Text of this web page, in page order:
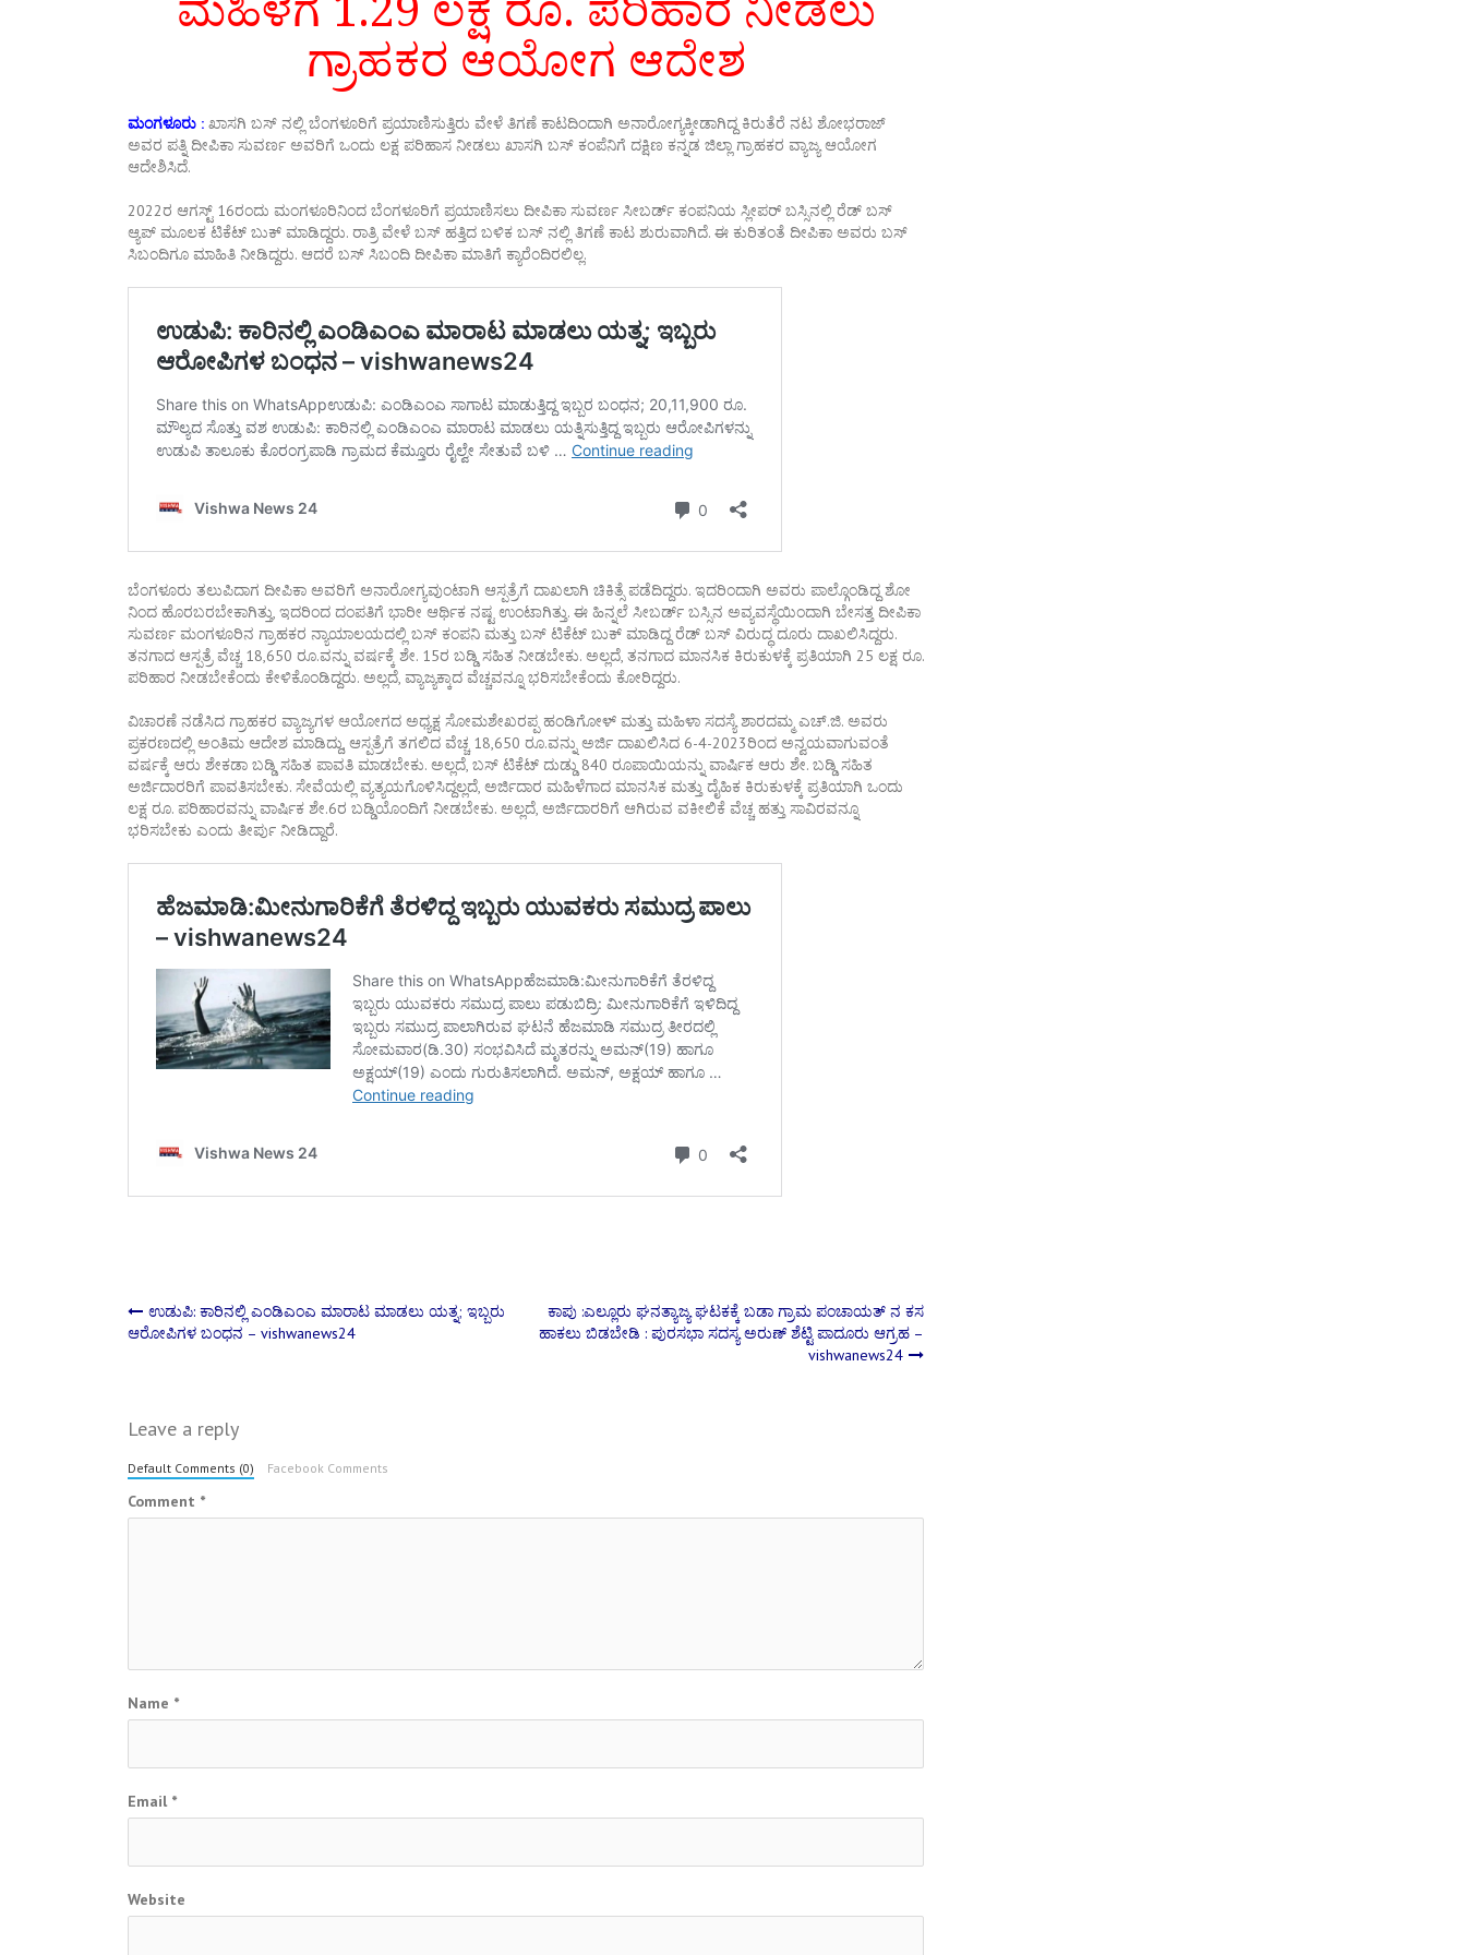
ಗ್ರಾಹಕರ ಆಯೋಗ ಆದೇಶ
ಮಂಗಳೂರು : ಖಾಸಗಿ ಬಸ್ ನಲ್ಲಿ ಬೆಂಗಳೂರಿಗೆ ಪ್ರಯಾಣಿಸುತ್ತಿರು ವೇಳೆ ತಿಗಣೆ ಕಾಟದಿಂದಾಗಿ ಅನಾರೋಗ್ಯಕ್ಕೀಡಾಗಿದ್ದ ಕಿರುತೆರೆ ನಟ ಶೋಭರಾಜ್
ಅವರ ಪತ್ನಿ ದೀಪಿಕಾ ಸುವರ್ಣ ಅವರಿಗೆ ಒಂದು ಲಕ್ಷ ಪರಿಹಾಸ ನೀಡಲು ಖಾಸಗಿ ಬಸ್ ಕಂಪೆನಿಗೆ ದಕ್ಷಿಣ ಕನ್ನಡ ಜಿಲ್ಲಾ ಗ್ರಾಹಕರ ವ್ಯಾಜ್ಯ ಆಯೋಗ
ಆದೇಶಿಸಿದೆ.
2022ರ ಆಗಸ್ಟ್ 16ರಂದು ಮಂಗಳೂರಿನಿಂದ ಬೆಂಗಳೂರಿಗೆ ಪ್ರಯಾಣಿಸಲು ದೀಪಿಕಾ ಸುವರ್ಣ ಸೀಬರ್ಡ್ ಕಂಪನಿಯ ಸ್ಲೀಪರ್ ಬಸ್ಸಿನಲ್ಲಿ ರೆಡ್ ಬಸ್
ಆ್ಯಪ್ ಮೂಲಕ ಟಿಕೆಟ್ ಬುಕ್ ಮಾಡಿದ್ದರು. ರಾತ್ರಿ ವೇಳೆ ಬಸ್ ಹತ್ತಿದ ಬಳಿಕ ಬಸ್ ನಲ್ಲಿ ತಿಗಣೆ ಕಾಟ ಶುರುವಾಗಿದೆ. ಈ ಕುರಿತಂತೆ ದೀಪಿಕಾ ಅವರು ಬಸ್
ಸಿಬಂದಿಗೂ ಮಾಹಿತಿ ನೀಡಿದ್ದರು. ಆದರೆ ಬಸ್ ಸಿಬಂದಿ ದೀಪಿಕಾ ಮಾತಿಗೆ ಕ್ಯಾರೆಂದಿರಲಿಲ್ಲ.
ಬೆಂಗಳೂರು ತಲುಪಿದಾಗ ದೀಪಿಕಾ ಅವರಿಗೆ ಅನಾರೋಗ್ಯವುಂಟಾಗಿ ಆಸ್ಪತ್ರೆಗೆ ದಾಖಲಾಗಿ ಚಿಕಿತ್ಸೆ ಪಡೆದಿದ್ದರು. ಇದರಿಂದಾಗಿ ಅವರು ಪಾಲ್ಗೊಂಡಿದ್ದ ಶೋ
ನಿಂದ ಹೊರಬರಬೇಕಾಗಿತ್ತು, ಇದರಿಂದ ದಂಪತಿಗೆ ಭಾರೀ ಆರ್ಥಿಕ ನಷ್ಟ ಉಂಟಾಗಿತ್ತು. ಈ ಹಿನ್ನಲೆ ಸೀಬರ್ಡ್ ಬಸ್ಸಿನ ಅವ್ಯವಸ್ಥೆಯಿಂದಾಗಿ ಬೇಸತ್ತ ದೀಪಿಕಾ
ಸುವರ್ಣ ಮಂಗಳೂರಿನ ಗ್ರಾಹಕರ ನ್ಯಾಯಾಲಯದಲ್ಲಿ ಬಸ್ ಕಂಪನಿ ಮತ್ತು ಬಸ್ ಟಿಕೆಟ್ ಬುಕ್ ಮಾಡಿದ್ದ ರೆಡ್ ಬಸ್ ವಿರುದ್ಧ ದೂರು ದಾಖಲಿಸಿದ್ದರು.
ತನಗಾದ ಆಸ್ಪತ್ರೆ ವೆಚ್ಚ 18,650 ರೂ.ವನ್ನು ವರ್ಷಕ್ಕೆ ಶೇ. 15ರ ಬಡ್ಡಿ ಸಹಿತ ನೀಡಬೇಕು. ಅಲ್ಲದೆ, ತನಗಾದ ಮಾನಸಿಕ ಕಿರುಕುಳಕ್ಕೆ ಪ್ರತಿಯಾಗಿ 25 ಲಕ್ಷ ರೂ.
ಪರಿಹಾರ ನೀಡಬೇಕೆಂದು ಕೇಳಿಕೊಂಡಿದ್ದರು. ಅಲ್ಲದೆ, ವ್ಯಾಜ್ಯಕ್ಕಾದ ವೆಚ್ಚವನ್ನೂ ಭರಿಸಬೇಕೆಂದು ಕೋರಿದ್ದರು.
ವಿಚಾರಣೆ ನಡೆಸಿದ ಗ್ರಾಹಕರ ವ್ಯಾಜ್ಯಗಳ ಆಯೋಗದ ಅಧ್ಯಕ್ಷ ಸೋಮಶೇಖರಪ್ಪ ಹಂಡಿಗೋಳ್ ಮತ್ತು ಮಹಿಳಾ ಸದಸ್ಯೆ ಶಾರದಮ್ಮ ಎಚ್.ಜಿ. ಅವರು
ಪ್ರಕರಣದಲ್ಲಿ ಅಂತಿಮ ಆದೇಶ ಮಾಡಿದ್ದು, ಆಸ್ಪತ್ರೆಗೆ ತಗಲಿದ ವೆಚ್ಚ 18,650 ರೂ.ವನ್ನು ಅರ್ಜಿ ದಾಖಲಿಸಿದ 6-4-2023ರಿಂದ ಅನ್ವಯವಾಗುವಂತೆ
ವರ್ಷಕ್ಕೆ ಆರು ಶೇಕಡಾ ಬಡ್ಡಿ ಸಹಿತ ಪಾವತಿ ಮಾಡಬೇಕು. ಅಲ್ಲದೆ, ಬಸ್ ಟಿಕೆಟ್ ದುಡ್ಡು 840 ರೂಪಾಯಿಯನ್ನು ವಾರ್ಷಿಕ ಆರು ಶೇ. ಬಡ್ಡಿ ಸಹಿತ
ಅರ್ಜಿದಾರರಿಗೆ ಪಾವತಿಸಬೇಕು. ಸೇವೆಯಲ್ಲಿ ವ್ಯತ್ಯಯಗೊಳಿಸಿದ್ದಲ್ಲದೆ, ಅರ್ಜಿದಾರ ಮಹಿಳೆಗಾದ ಮಾನಸಿಕ ಮತ್ತು ದೈಹಿಕ ಕಿರುಕುಳಕ್ಕೆ ಪ್ರತಿಯಾಗಿ ಒಂದು
ಲಕ್ಷ ರೂ. ಪರಿಹಾರವನ್ನು ವಾರ್ಷಿಕ ಶೇ.6ರ ಬಡ್ಡಿಯೊಂದಿಗೆ ನೀಡಬೇಕು. ಅಲ್ಲದೆ, ಅರ್ಜಿದಾರರಿಗೆ ಆಗಿರುವ ವಕೀಲಿಕೆ ವೆಚ್ಚ ಹತ್ತು ಸಾವಿರವನ್ನೂ
ಭರಿಸಬೇಕು ಎಂದು ತೀರ್ಪು ನೀಡಿದ್ದಾರೆ.
Post
ಉಡುಪಿ: ಕಾರಿನಲ್ಲಿ ಎಂಡಿಎಂಎ ಮಾರಾಟ ಮಾಡಲು ಯತ್ನ; ಇಬ್ಬರು
ಆರೋಪಿಗಳ ಬಂಧನ – vishwanews24
ಕಾಪು :ಎಲ್ಲೂರು ಘನತ್ಯಾಜ್ಯ ಘಟಕಕ್ಕೆ ಬಡಾ ಗ್ರಾಮ ಪಂಚಾಯತ್ ನ ಕಸ
ಹಾಕಲು ಬಿಡಬೇಡಿ : ಪುರಸಭಾ ಸದಸ್ಯ ಅರುಣ್ ಶೆಟ್ಟಿ ಪಾದೂರು ಆಗ್ರಹ –
vishwanews24
Leave a reply
Default Comments (0) Facebook Comments
Comment *
Name *
Email *
Website